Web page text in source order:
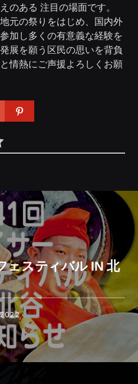
のある 注目の場面です。
元の祭りをはじめ、国内外
加し多くの有意義な経験を
展を願う区民の思いを背負
情熱にご声援よろしくお願
ェスティバル IN 北